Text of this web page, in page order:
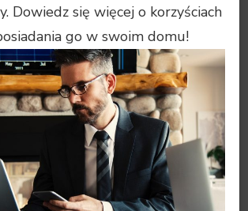
Dowiedz się więcej o korzyściach
go w swoim domu!